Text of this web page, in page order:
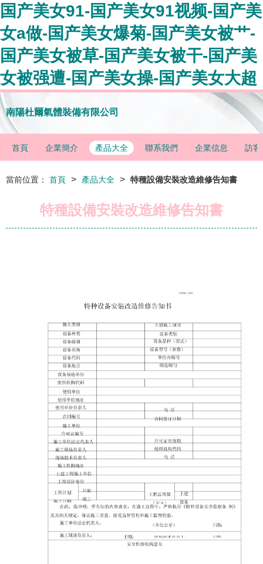
国产美女91-国产美女91视频-国产美
女a做-国产美女爆菊-国产美女被艹-
国产美女被草-国产美女被干-国产美
女被强遭-国产美女操-国产美女大超
南陽杜爾氣體裝備有限公司
首頁 企業簡介 產品大全 聯系我們 企業信息 訪客
當前位置： 首頁 > 產品大全 > 特種設備安裝改造維修告知書
特種設備安裝改造維修告知書